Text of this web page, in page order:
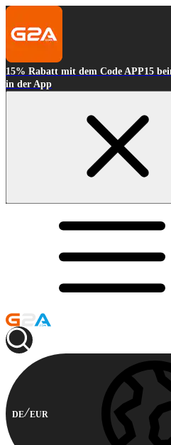
15% Rabatt mit dem Code APP15
in der App
DE EUR